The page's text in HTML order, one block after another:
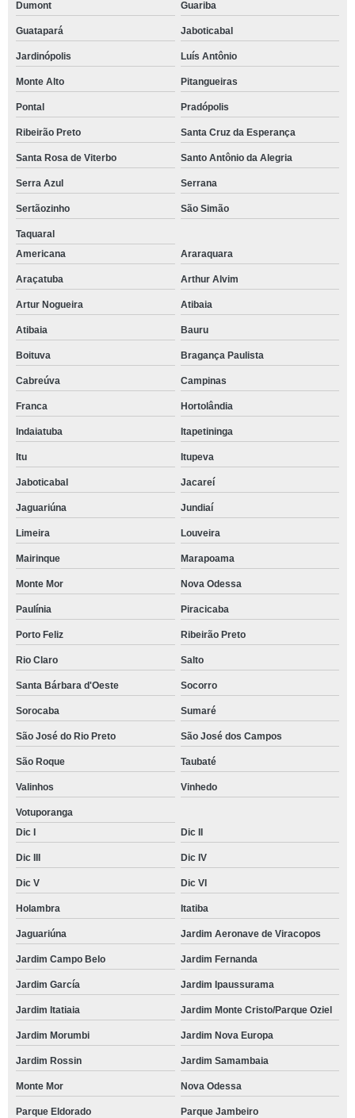
Dumont Guariba
Guatapará Jaboticabal
Jardinópolis Luís Antônio
Monte Alto Pitangueiras
Pontal Pradópolis
Ribeirão Preto Santa Cruz da Esperança
Santa Rosa de Viterbo Santo Antônio da Alegria
Serra Azul Serrana
Sertãozinho São Simão
Taquaral
Americana
Araraquara
Araçatuba Arthur Alvim
Artur Nogueira Atibaia
Atibaia Bauru
Boituva Bragança Paulista
Cabreúva Campinas
Franca Hortolândia
Indaiatuba Itapetininga
Itu Itupeva
Jaboticabal Jacareí
Jaguariúna Jundiaí
Limeira Louveira
Mairinque Marapoama
Monte Mor Nova Odessa
Paulínia Piracicaba
Porto Feliz Ribeirão Preto
Rio Claro Salto
Santa Bárbara d'Oeste Socorro
Sorocaba Sumaré
São José do Rio Preto São José dos Campos
São Roque Taubaté
Valinhos Vinhedo
Votuporanga
Dic I
Dic II
Dic III Dic IV
Dic V Dic VI
Holambra Itatiba
Jaguariúna Jardim Aeronave de Viracopos
Jardim Campo Belo Jardim Fernanda
Jardim García Jardim Ipaussurama
Jardim Itatiaia Jardim Monte Cristo/Parque Oziel
Jardim Morumbi Jardim Nova Europa
Jardim Rossin Jardim Samambaia
Monte Mor Nova Odessa
Parque Eldorado Parque Jambeiro